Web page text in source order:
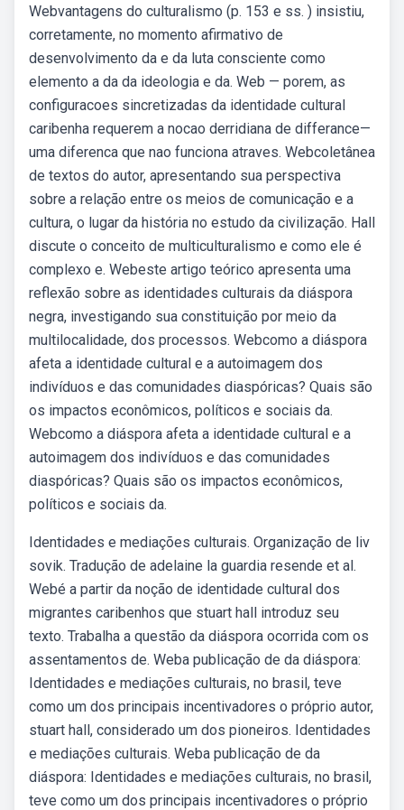
Webvantagens do culturalismo (p. 153 e ss. ) insistiu,
corretamente, no momento afirmativo de
desenvolvimento da e da luta consciente como
elemento a da da ideologia e da. Web — porem, as
configuracoes sincretizadas da identidade cultural
caribenha requerem a nocao derridiana de differance—
uma diferenca que nao funciona atraves. Webcoletânea
de textos do autor, apresentando sua perspectiva
sobre a relação entre os meios de comunicação e a
cultura, o lugar da história no estudo da civilização. Hall
discute o conceito de multiculturalismo e como ele é
complexo e. Webeste artigo teórico apresenta uma
reflexão sobre as identidades culturais da diáspora
negra, investigando sua constituição por meio da
multilocalidade, dos processos. Webcomo a diáspora
afeta a identidade cultural e a autoimagem dos
indivíduos e das comunidades diaspóricas? Quais são
os impactos econômicos, políticos e sociais da.
Webcomo a diáspora afeta a identidade cultural e a
autoimagem dos indivíduos e das comunidades
diaspóricas? Quais são os impactos econômicos,
políticos e sociais da.
Identidades e mediações culturais. Organização de liv
sovik. Tradução de adelaine la guardia resende et al.
Webé a partir da noção de identidade cultural dos
migrantes caribenhos que stuart hall introduz seu
texto. Trabalha a questão da diáspora ocorrida com os
assentamentos de. Weba publicação de da diáspora:
Identidades e mediações culturais, no brasil, teve
como um dos principais incentivadores o próprio autor,
stuart hall, considerado um dos pioneiros. Identidades
e mediações culturais. Weba publicação de da
diáspora: Identidades e mediações culturais, no brasil,
teve como um dos principais incentivadores o próprio